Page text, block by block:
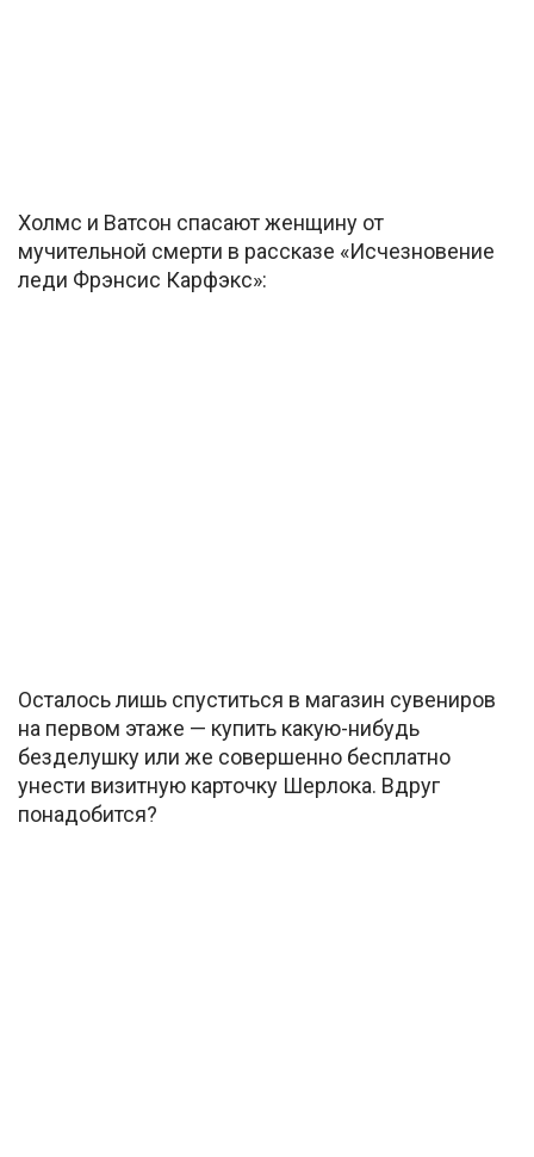
Холмс и Ватсон спасают женщину от
мучительной смерти в рассказе «Исчезновение
леди Фрэнсис Карфэкс»:
Осталось лишь спуститься в магазин сувениров
на первом этаже — купить какую-нибудь
безделушку или же совершенно бесплатно
унести визитную карточку Шерлока. Вдруг
понадобится?